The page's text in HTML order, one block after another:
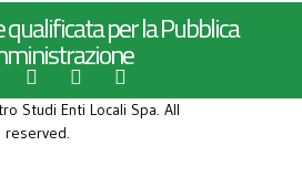
per la Pubblica
Studi Enti Locali Spa. All
reserved.